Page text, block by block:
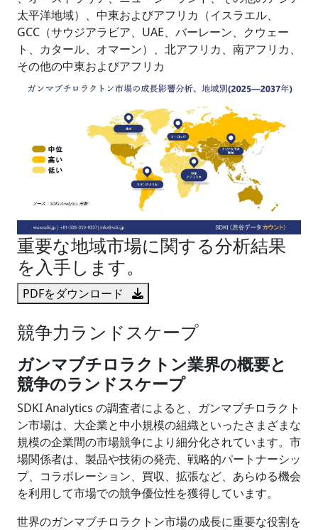
太平洋地域）、中東およびアフリカ（イスラエル、
GCC（サウジアラビア、UAE、バーレーン、クウェー
ト、カタール、オマーン）、北アフリカ、南アフリカ、
その他の中東およびアフリカ
重要な地域市場に関する分析結果
を入手します。
PDFをダウンロード
競争力ランドスケープ
ガンマブチロラクトン業界の概要と
競争のランドスケープ
SDKI Analytics の調査者によると、ガンマブチロラクト
ン市場は、大企業と中小規模の組織といったさまざまな
規模の企業間の市場競争により細分化されています。市
場関係者は、製品や技術の発売、戦略的パートナーシッ
プ、コラボレーション、買収、拡張など、あらゆる機会
を利用して市場での競争優位性を獲得しています。
世界のガンマブチロラクトン市場の成長に重要な役割を